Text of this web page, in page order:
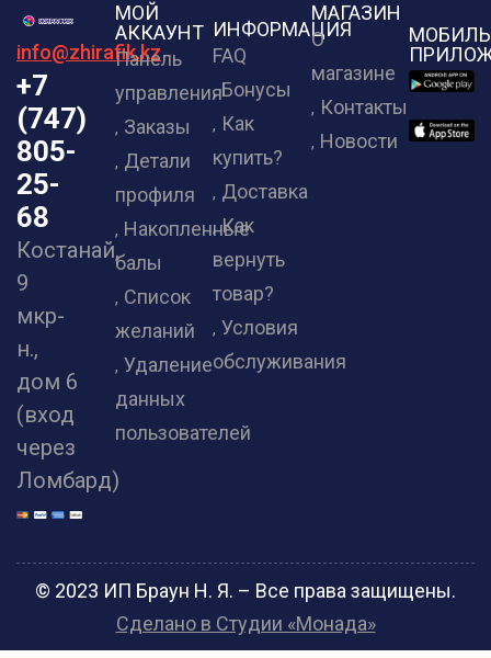
info@zhirafik.kz
+7
(747)
805-
25-
68
Костанай,
9
мкр-
н.,
дом 6
(вход
через
Ломбард)
МОЙ
АККАУНТ
Панель
управления
Заказы
Детали
профиля
Накопленные
балы
Список
желаний
Удаление
данных
пользователей
ИНФОРМАЦИЯ
FAQ
Бонусы
Как
купить?
Доставка
Как
вернуть
товар?
Условия
обслуживания
МАГАЗИН
О
магазине
Контакты
Новости
© 2023 ИП Браун Н. Я. – Все права защищены.
Сделано в Студии «Монада»